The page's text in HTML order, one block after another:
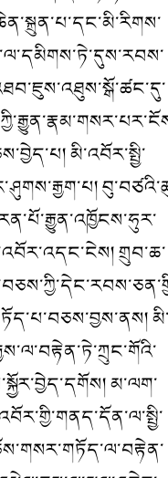
མི་འབོར་སྤྱི་
གྲུབ་ཆ་
མ་ལག་